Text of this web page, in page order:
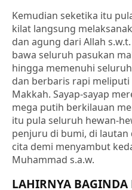
Kemudian seketika itu
kilat langsung
dan agung dari Allah
bawa seluruh pasukan
hingga memenuhi
dan berbaris rapi
Makkah. Sayap-sayap
mega putih berkilauan
itu pula seluruh hewan-
penjuru di bumi, di lautan
cita demi menyambut
Muhammad s.a.w.
LAHIRNYA BAGINDA